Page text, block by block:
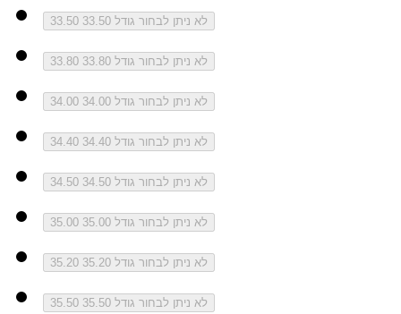
33.50 לא ניתן לבחור גודל 33.50
33.80 לא ניתן לבחור גודל 33.80
34.00 לא ניתן לבחור גודל 34.00
34.40 לא ניתן לבחור גודל 34.40
34.50 לא ניתן לבחור גודל 34.50
35.00 לא ניתן לבחור גודל 35.00
35.20 לא ניתן לבחור גודל 35.20
35.50 לא ניתן לבחור גודל 35.50